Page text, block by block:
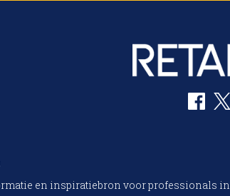
en inspiratiebron voor professionals in